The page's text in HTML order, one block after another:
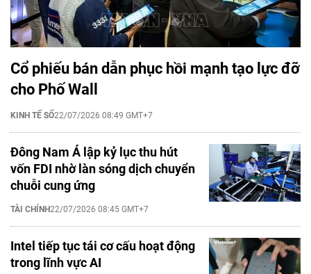
Cổ phiếu bán dẫn phục hồi mạnh tạo lực đỡ
cho Phố Wall
KINH TẾ SỐ22/07/2026 08:49 GMT+7
Đông Nam Á lập kỷ lục thu hút
vốn FDI nhờ làn sóng dịch chuyển
chuỗi cung ứng
TÀI CHÍNH22/07/2026 08:45 GMT+7
Intel tiếp tục tái cơ cấu hoạt động
trong lĩnh vực AI